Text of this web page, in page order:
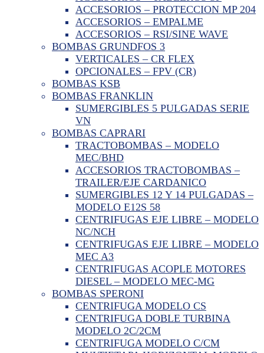
ACCESORIOS – PROTECCION MP 204
ACCESORIOS – EMPALME
ACCESORIOS – RSI/SINE WAVE
BOMBAS GRUNDFOS 3
VERTICALES – CR FLEX
OPCIONALES – FPV (CR)
BOMBAS KSB
BOMBAS FRANKLIN
SUMERGIBLES 5 PULGADAS SERIE
VN
BOMBAS CAPRARI
TRACTOBOMBAS – MODELO
MEC/BHD
ACCESORIOS TRACTOBOMBAS –
TRAILER/EJE CARDANICO
SUMERGIBLES 12 Y 14 PULGADAS –
MODELO E12S 58
CENTRIFUGAS EJE LIBRE – MODELO
NC/NCH
CENTRIFUGAS EJE LIBRE – MODELO
MEC A3
CENTRIFUGAS ACOPLE MOTORES
DIESEL – MODELO MEC-MG
BOMBAS SPERONI
CENTRIFUGA MODELO CS
CENTRIFUGA DOBLE TURBINA
MODELO 2C/2CM
CENTRIFUGA MODELO C/CM